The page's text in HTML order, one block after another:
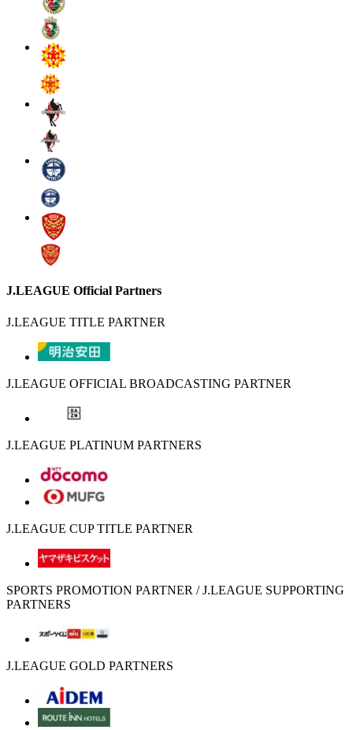
J.LEAGUE Official Partners
J.LEAGUE TITLE PARTNER
J.LEAGUE OFFICIAL BROADCASTING PARTNER
J.LEAGUE PLATINUM PARTNERS
J.LEAGUE CUP TITLE PARTNER
SPORTS PROMOTION PARTNER / J.LEAGUE SUPPORTING
PARTNERS
J.LEAGUE GOLD PARTNERS